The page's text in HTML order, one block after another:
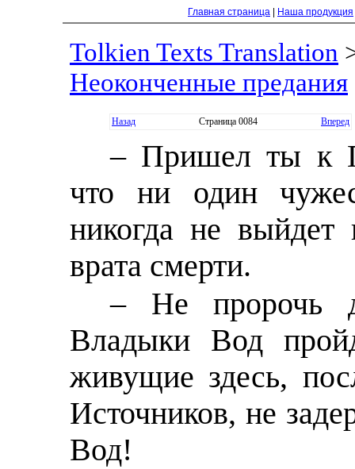
Главная страница Наша продукция
Tolkien Texts Translation
Неоконченные предания
Назад Страница 0084 Вперед
– Пришел ты к
что ни один
никогда не выйдет
врата смерти.
– Не пророчь
Владыки Вод
живущие здесь,
Источников, не
Вод!